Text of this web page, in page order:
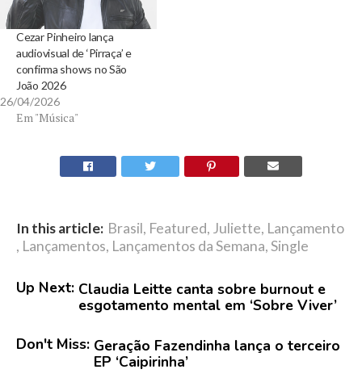
Cezar Pinheiro lança
audiovisual de ‘Pirraça’ e
confirma shows no São
João 2026
26/04/2026
Em "Música"
In this article: Brasil, Featured, Juliette, Lançamento
, Lançamentos, Lançamentos da Semana,Single
Up Next: Claudia Leitte canta sobre burnout e
esgotamento mental em ‘Sobre Viver’
Don't Miss: Geração Fazendinha lança o terceiro
EP ‘Caipirinha’